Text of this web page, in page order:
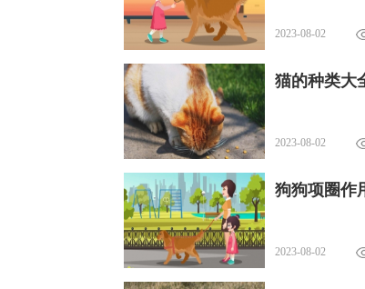
2023-08-02
猫的种类大
2023-08-02
狗狗项圈作
2023-08-02